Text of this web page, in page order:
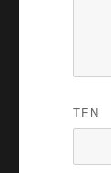
TÊN